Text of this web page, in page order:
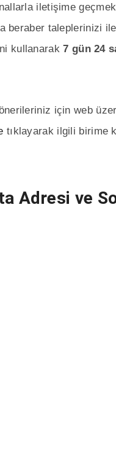
iletişime
beraber taleplerinizi
kullanarak7 gün 24
için web
tıklayarak ilgili birime
Adresi ve